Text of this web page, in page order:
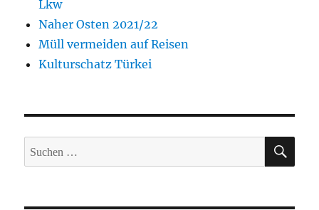
Lkw
Naher Osten 2021/22
Müll vermeiden auf Reisen
Kulturschatz Türkei
Suche
nach: